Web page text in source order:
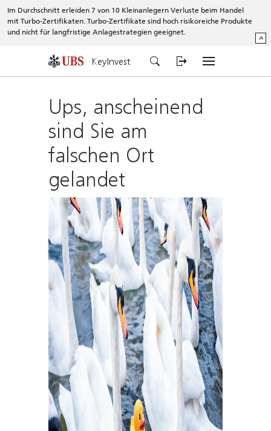
Im Durchschnitt erleiden 7 von 10 Kleinanlegern Verluste beim Handel
mit Turbo-Zertifikaten. Turbo-Zertifikate sind hoch risikoreiche Produkte
und nicht für langfristige Anlagestrategien geeignet.
^
KeyInvest
Ups, anscheinend
sind Sie am
falschen Ort
gelandet